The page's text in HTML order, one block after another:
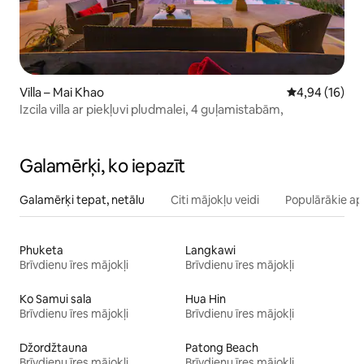
Villa – Mai Khao Vidējais
4,94 (16)
Izcila villa ar piekļuvi pludmalei, 4 guļamistabām,
Galamērķi, ko iepazīt
Galamērķi tepat, netālu Citi mājokļu veidi Populārākie
Phuketa
Brīvdienu īres mājokļi
Langkawi
Brīvdienu īres mājokļi
Ko Samui sala
Brīvdienu īres mājokļi
Hua Hin
Brīvdienu īres mājokļi
Džordžtauna
Patong Beach